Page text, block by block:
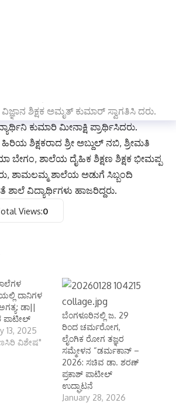
ಶಿಕ್ಷಕ ಅಮೃತ್ ಕುಮಾರ್ ಸ್ವಾಗತಿಸಿ ದರು.
ಕುಮಾರಿ ಮೀನಾಕ್ಷಿ ಪ್ರಾರ್ಥಿಸಿದರು.
ಶಿಕ್ಷಕರಾದ ಶ್ರೀ ಅಬ್ದುಲ್ ನಬಿ, ಶ್ರೀಮತಿ
ಬೇಗಂ, ಶಾಲೆಯ ದೈಹಿಕ ಶಿಕ್ಷಣ ಶಿಕ್ಷಕ ಭೀಮಪ್ಪ
ಶಾಮಲಮ್ಮ ಶಾಲೆಯ ಅಡುಗೆ ಸಿಬ್ಬಂದಿ
ಶಾಲೆ ವಿದ್ಯಾರ್ಥಿಗಳು ಹಾಜರಿದ್ದರು.
Views:0
ದಾನಿಗಳ
ಡಾ||
ಪಾಟೀಲ್
13, 2025
ವಿಶೇಷ"
ಬೆಂಗಳೂರಿನಲ್ಲಿ ಜ. 29
ರಿಂದ ಚರ್ಮರೋಗ,
ಲೈಂಗಿಕ ರೋಗ ತಜ್ಞರ
ಸಮ್ಮೇಳನ “ಡರ್ಮಕಾನ್ –
2026: ಸಚಿವ ಡಾ. ಶರಣ್
ಪ್ರಕಾಶ್ ಪಾಟೀಲ್
ಉದ್ಘಾಟನೆ
January 28, 2026